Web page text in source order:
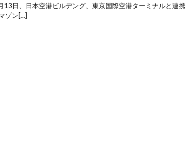
日、日本空港ビルデング、東京国際空港ターミナルと連携
ゾン[…]